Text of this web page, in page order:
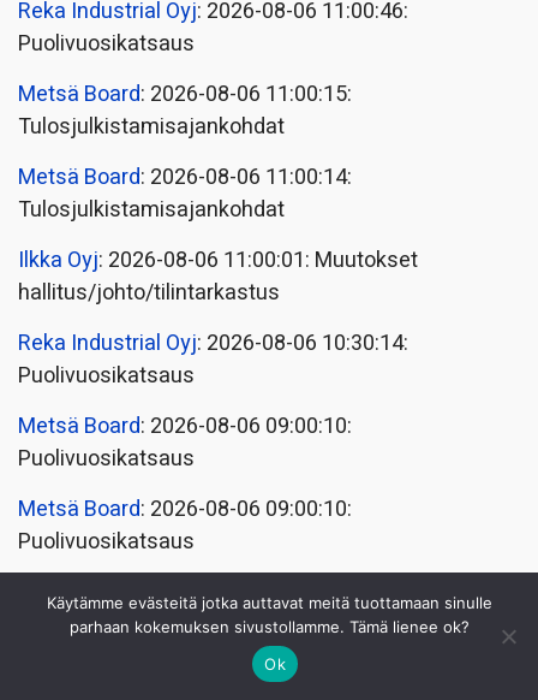
Reka Industrial Oyj: 2026-08-06 11:00:46:
Puolivuosikatsaus
Metsä Board: 2026-08-06 11:00:15:
Tulosjulkistamisajankohdat
Metsä Board: 2026-08-06 11:00:14:
Tulosjulkistamisajankohdat
Ilkka Oyj: 2026-08-06 11:00:01: Muutokset
hallitus/johto/tilintarkastus
Reka Industrial Oyj: 2026-08-06 10:30:14:
Puolivuosikatsaus
Metsä Board: 2026-08-06 09:00:10:
Puolivuosikatsaus
Metsä Board: 2026-08-06 09:00:10:
Puolivuosikatsaus
CapMan Oyj: 2026-08-06 06:00:16:
Tulosjulkistamisajankohdat
Käytämme evästeitä jotka auttavat meitä tuottamaan sinulle
parhaan kokemuksen sivustollamme. Tämä lienee ok?
Ok